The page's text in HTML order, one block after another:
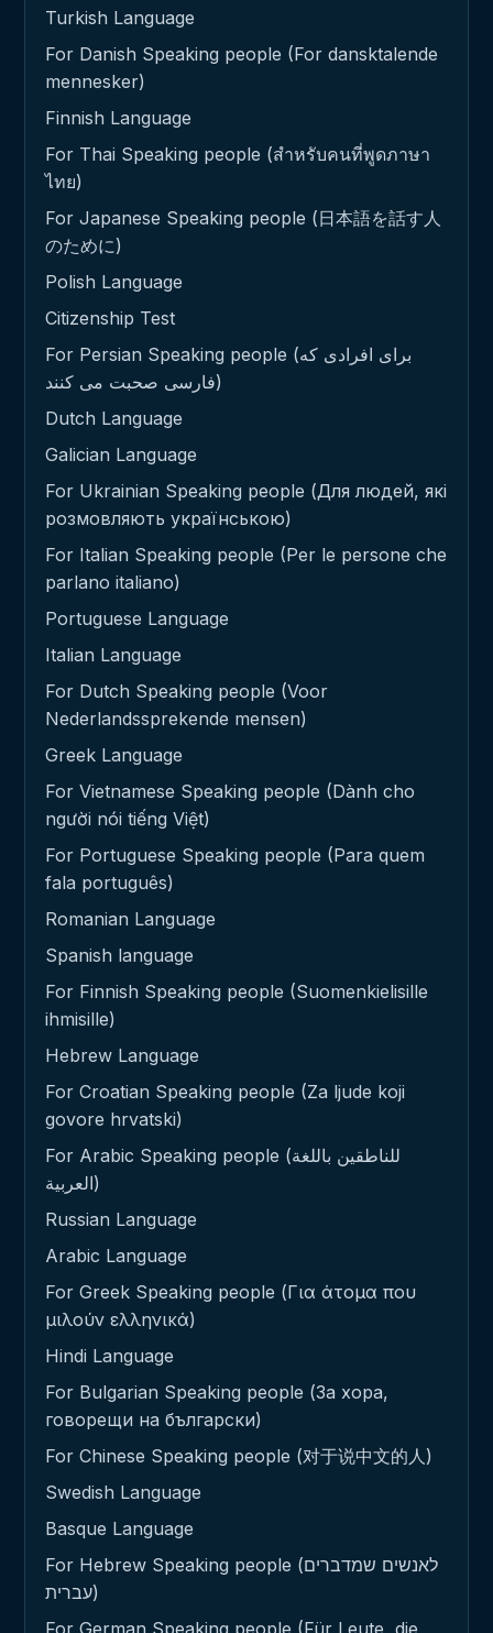
Turkish Language
For Danish Speaking people (For dansktalende
mennesker)
Finnish Language
For Thai Speaking people (สำหรับคนที่พูดภาษา
ไทย)
For Japanese Speaking people (日本語を話す人
のために)
Polish Language
Citizenship Test
For Persian Speaking people (برای افرادی که
فارسی صحبت می کنند)
Dutch Language
Galician Language
For Ukrainian Speaking people (Для людей, які
розмовляють українською)
For Italian Speaking people (Per le persone che
parlano italiano)
Portuguese Language
Italian Language
For Dutch Speaking people (Voor
Nederlandssprekende mensen)
Greek Language
For Vietnamese Speaking people (Dành cho
người nói tiếng Việt)
For Portuguese Speaking people (Para quem
fala português)
Romanian Language
Spanish language
For Finnish Speaking people (Suomenkielisille
ihmisille)
Hebrew Language
For Croatian Speaking people (Za ljude koji
govore hrvatski)
For Arabic Speaking people (للناطقين باللغة
العربية)
Russian Language
Arabic Language
For Greek Speaking people (Για άτομα που
μιλούν ελληνικά)
Hindi Language
For Bulgarian Speaking people (За хора,
говорещи на български)
For Chinese Speaking people (对于说中文的人)
Swedish Language
Basque Language
For Hebrew Speaking people (לאנשים שמדברים
עברית)